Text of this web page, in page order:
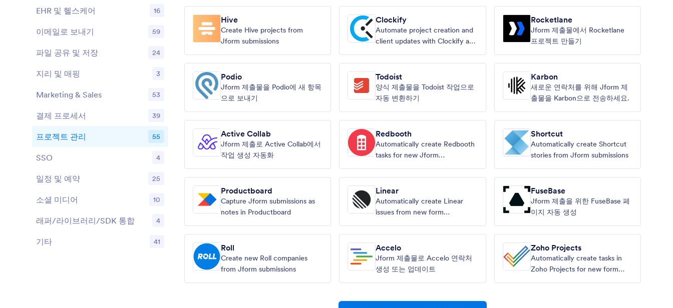
Hive
Create Hive projects from
Jform submissions
Clockify
Automate project creation and
client updates with Clockify and
Rocketlane
Jform 제출물에서 Rocketlane
프로젝트 만들기
Podio
Jform 제출물을 Podio에 새 항목
으로 보내기
Todoist
양식 제출물을 Todoist 작업으로
자동 변환하기
Karbon
새로운 연락처를 위해 Jform 제
출물을 Karbon으로 전송하세요.
Active Collab
Jform 제출로 Active Collab에서
작업 생성 자동화
Redbooth
Automatically create Redbooth
tasks for new Jform
Shortcut
Automatically create Shortcut
stories from Jform submissions
Productboard
Capture Jform submissions as
notes in Productboard
Linear
Automatically create Linear
issues from new form
FuseBase
Jform 제출을 위한 FuseBase 페
이지 자동 생성
Roll
Create new Roll companies
from Jform submissions
Accelo
Jform 제출물로 Accelo 연락처
생성 또는 업데이트
Zoho Projects
Automatically create tasks in
Zoho Projects for new form
EHR 및 헬스케어 16
이메일로 보내기 59
파일 공유 및 저장 24
지리 및 매핑 3
Marketing & Sales 53
결제 프로세서 39
프로젝트 관리 55
SSO 4
일정 및 예약 25
소셜 미디어 10
래퍼/라이브러리/SDK 통합 4
기타 41